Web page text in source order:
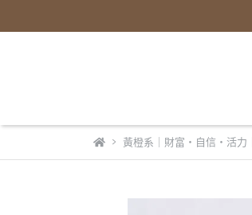
黃橙系｜財富・自信・活力｜